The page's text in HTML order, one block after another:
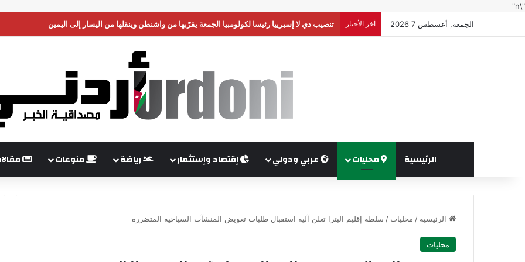
"\n"
الجمعة, أغسطس 7 2026
آخر الأخبار تنصيب دي لا إسبرييا رئيسا لكولومبيا الجمعة يقرّبها من واشنطن وينقلها من اليسار إلى اليمين
الرئيسية محليات عربي ودولي إقتصاد وإستثمار رياضة منوعات
الرئيسية / محليات / سلطة إقليم البترا تعلن آلية استقبال طلبات تعويض المنشآت السياحية المتضررة
محليات